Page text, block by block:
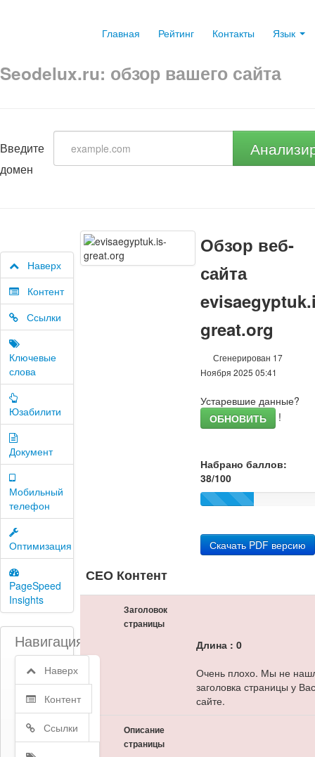
Главная Рейтинг Контакты Язык
Seodelux.ru: обзор вашего сайта
Введите
домен
Наверх
Контент
Ссылки
Ключевые
слова
Юзабилити
Документ
Мобильный
телефон
Оптимизация
PageSpeed
Insights
Навигация
Наверх
Контент
Ссылки
Обзор веб-
сайта
great.org
Сгенерирован 17
Ноября 2025 05:41
Устаревшие данные?
ОБНОВИТЬ
!
Набрано баллов:
38/100
Скачать PDF версию
СЕО Контент
Заголовок
страницы
Длина : 0
Очень плохо. Мы не
заголовка страницы у
сайте.
Описание
страницы